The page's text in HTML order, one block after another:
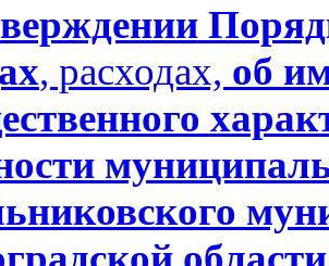
, расходах, об